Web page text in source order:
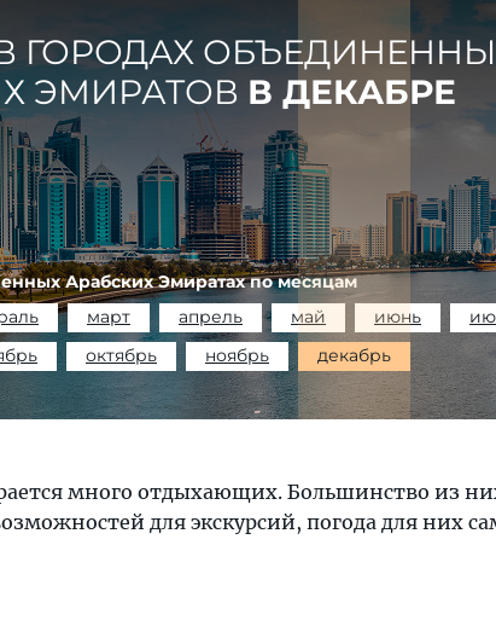
ГОРОДАХ
ЭМИРАТОВ В ДЕКАБРЕ
Арабских Эмиратах по месяцам
март апрель май июнь
октябрь ноябрь декабрь
много отдыхающих. Большинство из
для экскурсий, погода для них